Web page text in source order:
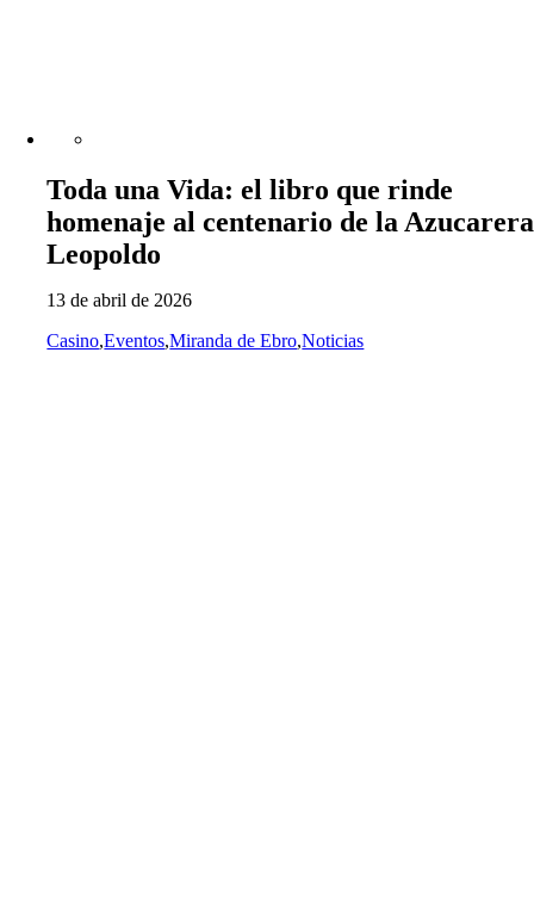
Toda una Vida: el libro que rinde
homenaje al centenario de la Azucarera
Leopoldo
13 de abril de 2026
Casino,Eventos,Miranda de Ebro,Noticias